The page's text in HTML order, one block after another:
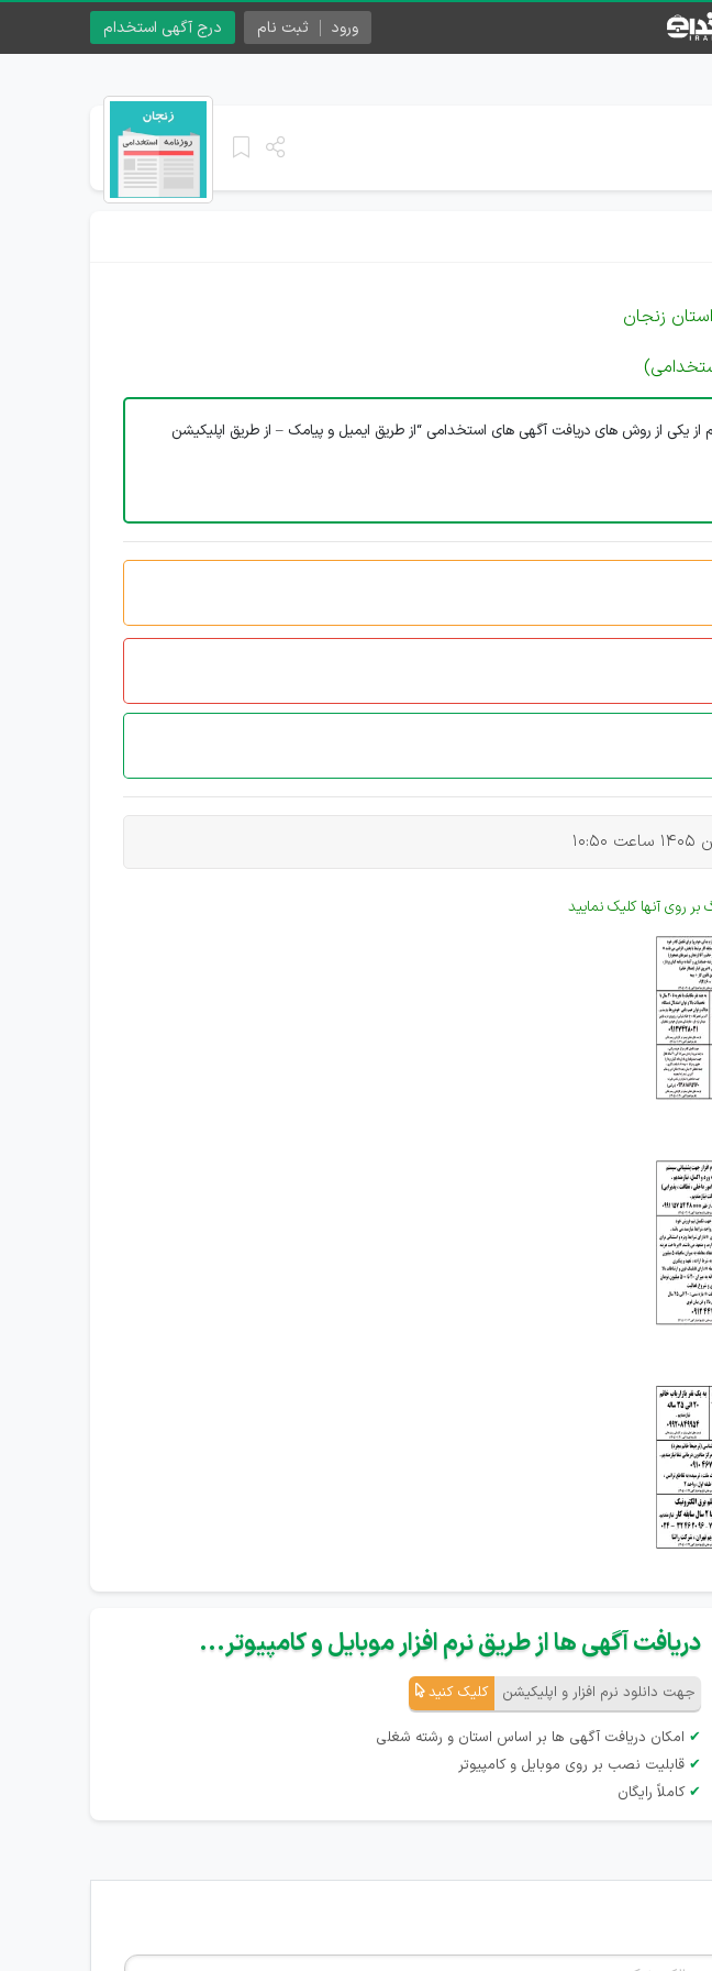
درج آگهی استخدام ورود ثبت نام
زنجان
یکی از روش های دریافت آگهی های استخدامی “از طریق ایمیل و پیامک – از طریق اپلیکیشن
روی آنها کلیک نمایید
دریافت آگهی ها از طریق نرم افزار موبایل و کامپیوتر...
جهت دانلود نرم افزار و اپلیکیشن کلیک کنید
✔ امکان دریافت آگهی ها بر اساس استان و رشته شغلی
✔ قابلیت نصب بر روی موبایل و کامپیوتر
✔ کاملاً رایگان